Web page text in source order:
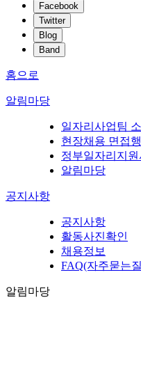
Facebook
Twitter
Blog
Band
홈으로
알림마당
일자리사업팀
현장채용 면접
정부일자리지원
알림마당
공지사항
공지사항
활동사진확인
채용정보
FAQ(자주묻는
알림마당